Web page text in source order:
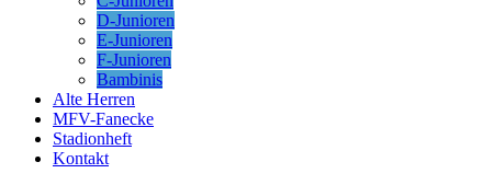
D-Junioren
E-Junioren
F-Junioren
Bambinis
Alte Herren
MFV-Fanecke
Stadionheft
Kontakt